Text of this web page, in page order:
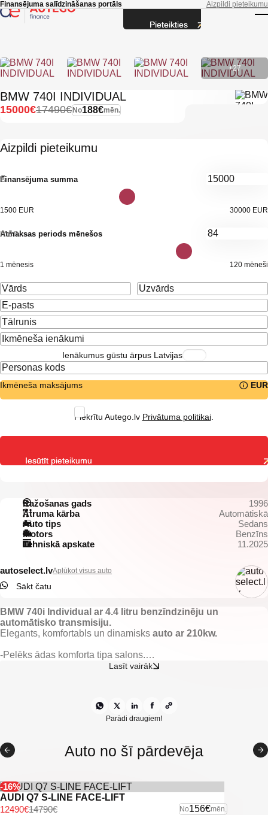
Skip to main content
Finansējuma salīdzināšanas portāls Aizpildi pieteikumu
+27
BMW 740I INDIVIDUAL
No188€mēn.
17490€
15000€
Aizpildi pieteikumu
Finansējuma summa
€
1500 EUR 30000 EUR
Atmaksas periods mēnešos
mēn.
1 mēnesis 120 mēneši
Ienākumus gūstu ārpus Latvijas
Ikmēneša maksājums EUR
Piekrītu Autego.lv Privātuma politikai.
Ražošanas gads
1996
Ātruma kārba
Automātiskā
Auto tips
Sedans
Motors
Benzīns
Tehniskā apskate
11.2025
autoselect.lvAplūkot visus auto
Sākt čatu
BMW 740i Individual ar 4.4 litru benzīndzinēju un
automātisko transmisiju.
Elegants, komfortabls un dinamisks auto ar 210kw.
-Pelēks ādas komforta tipa salons.
-El. vadāma jumta lūka.
-Borta dators.
-Kruīza kontrole.
-CD mainītājs.
-Aizm. parkošanās sensori.
-Pr. parkošanās sensori.
Lasīt vairāk
Parādi draugiem!
Auto no šī pārdevēja
-16%
AUDI Q7 S-LINE FACE-LIFT
No156€mēn.
14790€
12490€